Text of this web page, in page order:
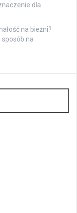
dla
na bieżni?
sposób na